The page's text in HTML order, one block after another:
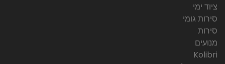
ציוד ימי
סירות גומי
סירות
מנועים
Kolibri